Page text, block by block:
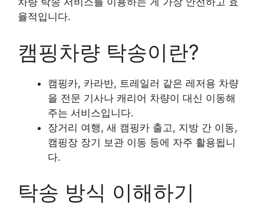
율적입니다.
캠핑차량 탁송이란?
캠핑카, 카라반, 트레일러 같은 레저용 차량
을 전문 기사나 캐리어 차량이 대신 이동해
주는 서비스입니다.
장거리 여행, 새 캠핑카 출고, 지방 간 이동,
캠핑장 장기 보관 이동 등에 자주 활용됩니
다.
탁송 방식 이해하기